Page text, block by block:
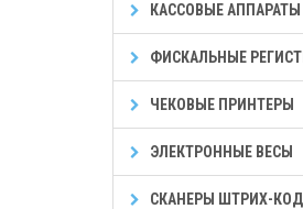
КАССОВЫЕ
ФИСКАЛЬНЫЕ
ЧЕКОВЫЕ ПРИНТЕРЫ
ЭЛЕКТРОННЫЕ ВЕСЫ
СКАНЕРЫ ШТРИХ-